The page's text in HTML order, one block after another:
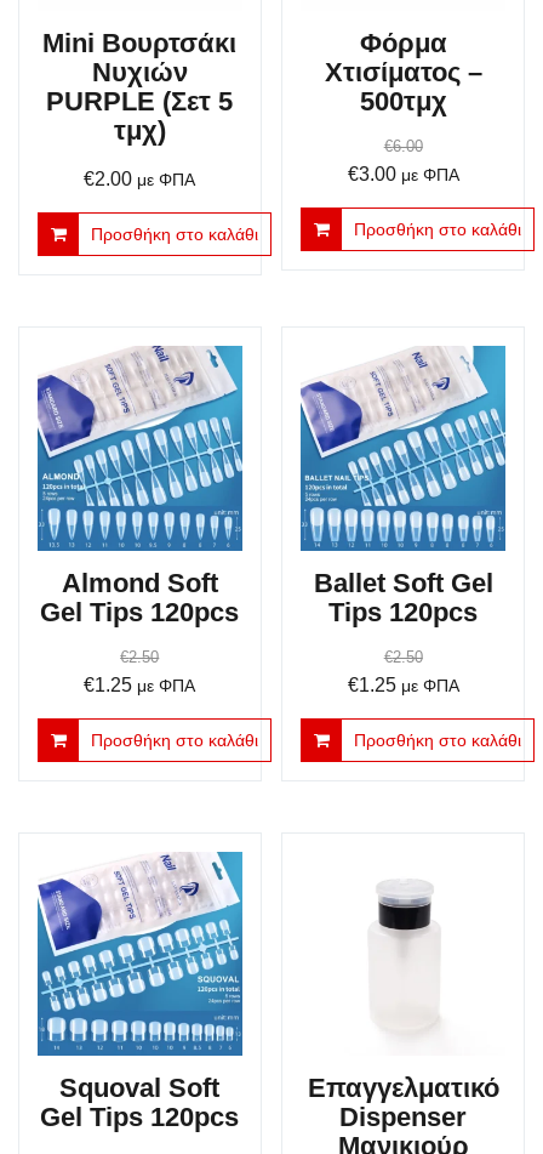
Mini Βουρτσάκι
Νυχιών
PURPLE (Σετ 5
τμχ)
€2.00 με ΦΠΑ
Προσθήκη στο καλάθι
Φόρμα
Χτισίματος –
500τμχ
€6.00
Original
price
was:
€3.00Η
τρέχουσα
τιμή
με ΦΠΑ
Προσθήκη στο καλάθι
Almond Soft
Gel Tips 120pcs
€2.50
Original
price
was:
€1.25Η
τρέχουσα
τιμή
με ΦΠΑ
Προσθήκη στο καλάθι
Ballet Soft Gel
Tips 120pcs
€2.50
Original
price
was:
€1.25Η
τρέχουσα
τιμή
με ΦΠΑ
Προσθήκη στο καλάθι
Squoval Soft
Gel Tips 120pcs
Επαγγελματικό
Dispenser
Μανικιούρ